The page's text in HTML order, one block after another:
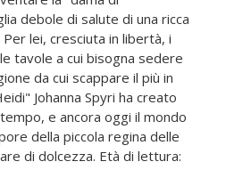
debole di salute di una ricca
lei, cresciuta in libertà, i
tavole a cui bisogna sedere
da cui scappare il più in
Johanna Spyri ha creato
e ancora oggi il mondo
della piccola regina delle
di dolcezza. Età di lettura: